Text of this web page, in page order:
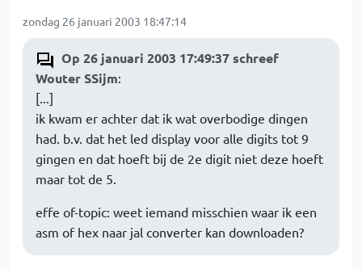
zondag 26 januari 2003 18:47:14
Op 26 januari 2003 17:49:37 schreef
Wouter SSijm:
[...]
ik kwam er achter dat ik wat overbodige dingen
had. b.v. dat het led display voor alle digits tot 9
gingen en dat hoeft bij de 2e digit niet deze hoeft
maar tot de 5.
effe of-topic: weet iemand misschien waar ik een
asm of hex naar jal converter kan downloaden?